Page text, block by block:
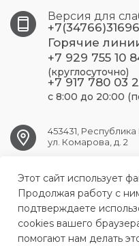
Версия для
+7(34766)31696
Горячие
+7 929 755 10
(круглосуточно)
+7 917 780 03
с 8:00 до 20:00
453431,
ул. Комарова, д. 2
ГБУЗ РБ Благовещенская
Этот сайт использует
Продолжая работу с
подтверждаете
cookies вашего
помогают нам делать